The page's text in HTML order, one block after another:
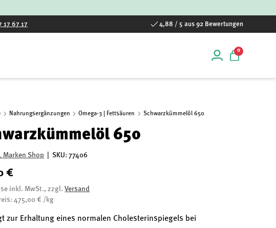
17 67 17 4,88 / 5 aus 92 Bewertungen
Einloggen
00 Artikel
Nahrungsergänzungen Omega-3 | Fettsäuren Schwarzkümmelöl 650
650
Marken Shop SKU: 77406
€
inkl. MwSt., zzgl.Versand
475,00 € /kg
zur Erhaltung eines normalen Cholesterinspiegels bei